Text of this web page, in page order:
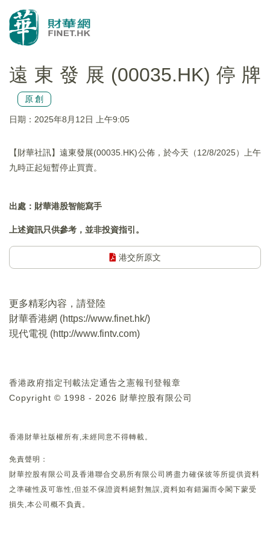
遠東發展(00035.HK)停牌
原創
日期：2025年8月12日 上午9:05
【財華社訊】遠東發展(00035.HK)公佈，於今天（12/8/2025）上午
九時正起短暫停止買賣。
出處：財華港股智能寫手
上述資訊只供參考，並非投資指引。
港交所原文
更多精彩內容，請登陸
財華香港網 (https://www.finet.hk/)
現代電視 (http://www.fintv.com)
香港政府指定刊載法定通告之憲報刊登報章
Copyright © 1998 - 2026 財華控股有限公司
香港財華社版權所有,未經同意不得轉載。
免責聲明：
財華控股有限公司及香港聯合交易所有限公司將盡力確保彼等所提供資料
之準確性及可靠性,但並不保證資料絕對無誤,資料如有錯漏而令閣下蒙受
損失,本公司概不負責。